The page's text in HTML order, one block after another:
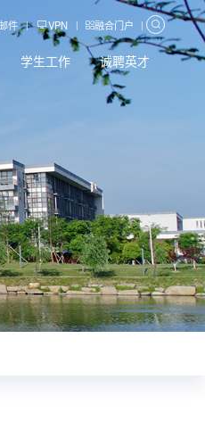
件 | VPN | 融合门户 |
学生工作 诚聘英才